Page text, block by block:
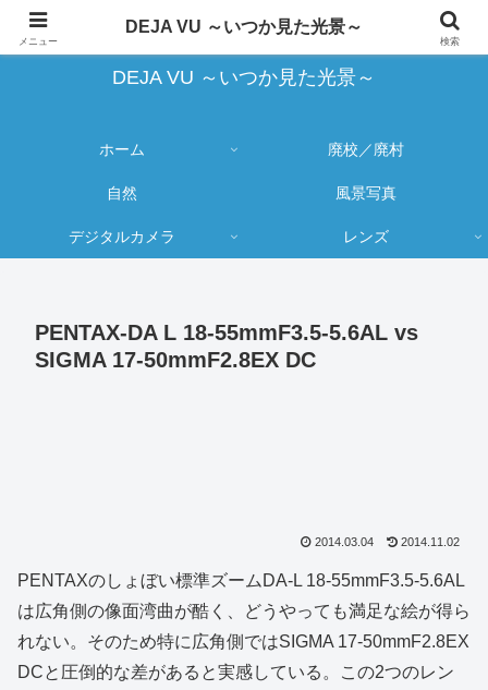
蔵出し写真の大売り出しとカメラ物欲のブログ
DEJA VU ～いつか見た光景～
ホーム 廃校／廃村
自然 風景写真
デジタルカメラ レンズ
PENTAX-DA L 18-55mmF3.5-5.6AL vs
SIGMA 17-50mmF2.8EX DC
2014.03.04 2014.11.02
PENTAXのしょぼい標準ズームDA-L 18-55mmF3.5-5.6AL
は広角側の像面湾曲が酷く、どうやっても満足な絵が得ら
れない。そのため特に広角側ではSIGMA 17-50mmF2.8EX
DCと圧倒的な差があると実感している。この2つのレン
メニュー
DEJA VU ～いつか見た光景～
検索